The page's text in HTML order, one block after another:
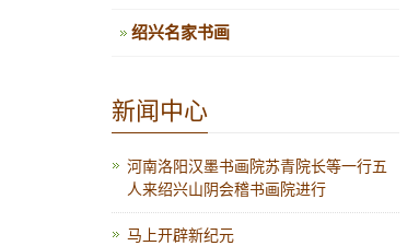
绍兴名家书画
新闻中心
河南洛阳汉墨书画院苏青院长等一行五
人来绍兴山阴会稽书画院进行
马上开辟新纪元